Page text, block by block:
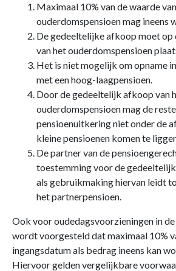
Maximaal 10% van de waarde
ouderdomspensioen mag ineens
De gedeeltelijke afkoop moet op
van het ouderdomspensioen
Het is niet mogelijk om opname
met een hoog-laagpensioen.
Door de gedeeltelijk afkoop van
ouderdomspensioen mag de
pensioenuitkering niet onder de
kleine pensioenen komen te
De partner van de
toestemming voor de
als gebruikmaking hiervan leidt
het partnerpensioen.
Ook voor oudedagsvoorzieningen in
wordt voorgesteld dat maximaal 10%
ingangsdatum als bedrag ineens kan
Hiervoor gelden vergelijkbare